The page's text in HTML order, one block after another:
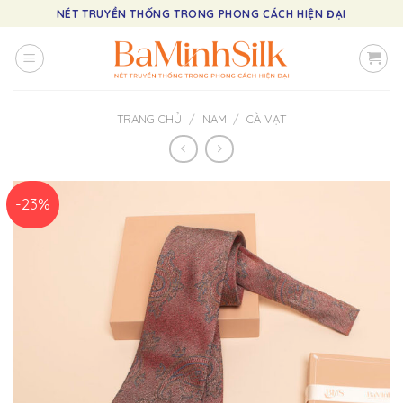
to
content
NÉT TRUYỀN THỐNG TRONG PHONG CÁCH HIỆN ĐẠI
TRANG CHỦ / NAM / CÀ VẠT
-23%